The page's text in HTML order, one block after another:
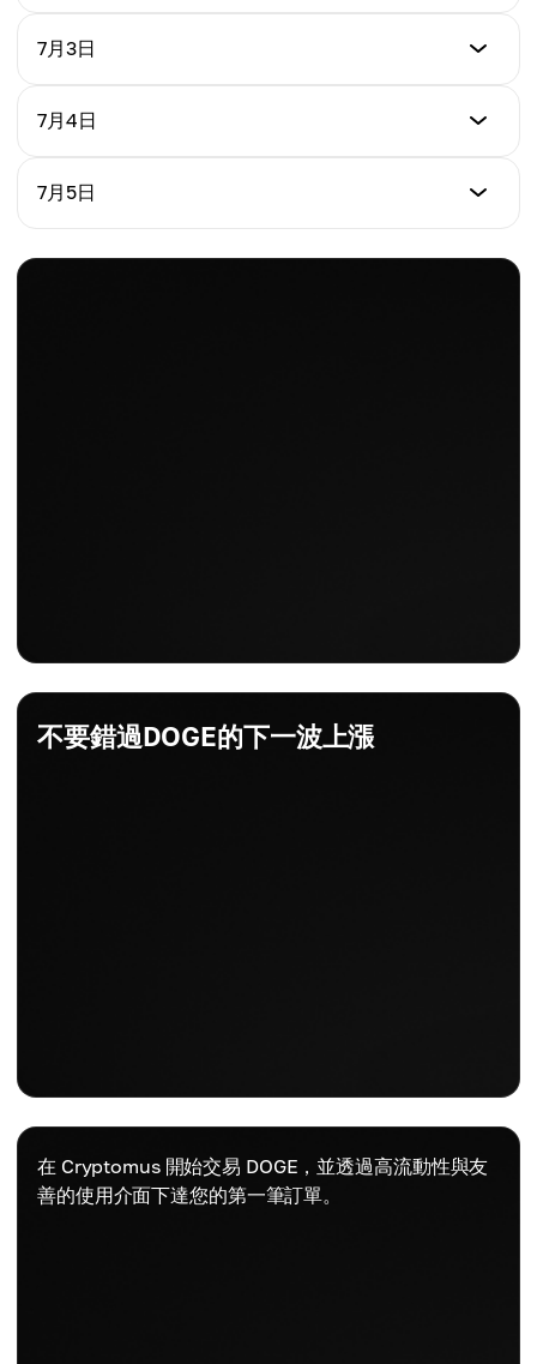
每日變化 %
價格 (USD)
每日變化 %
7月3日
價格 (USD)
每日變化 %
7月4日
價格 (USD)
7月5日
價格 (USD)
不要錯過DOGE的下一波上漲
在 Cryptomus 開始交易 DOGE，並透過高流動性與友
善的使用介面下達您的第一筆訂單。